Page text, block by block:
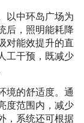
以中环岛广场为
后，照明能耗降
对能效提升的直
工干预，既减少
境的舒适度。通
度范围内，减少
，系统还可根据